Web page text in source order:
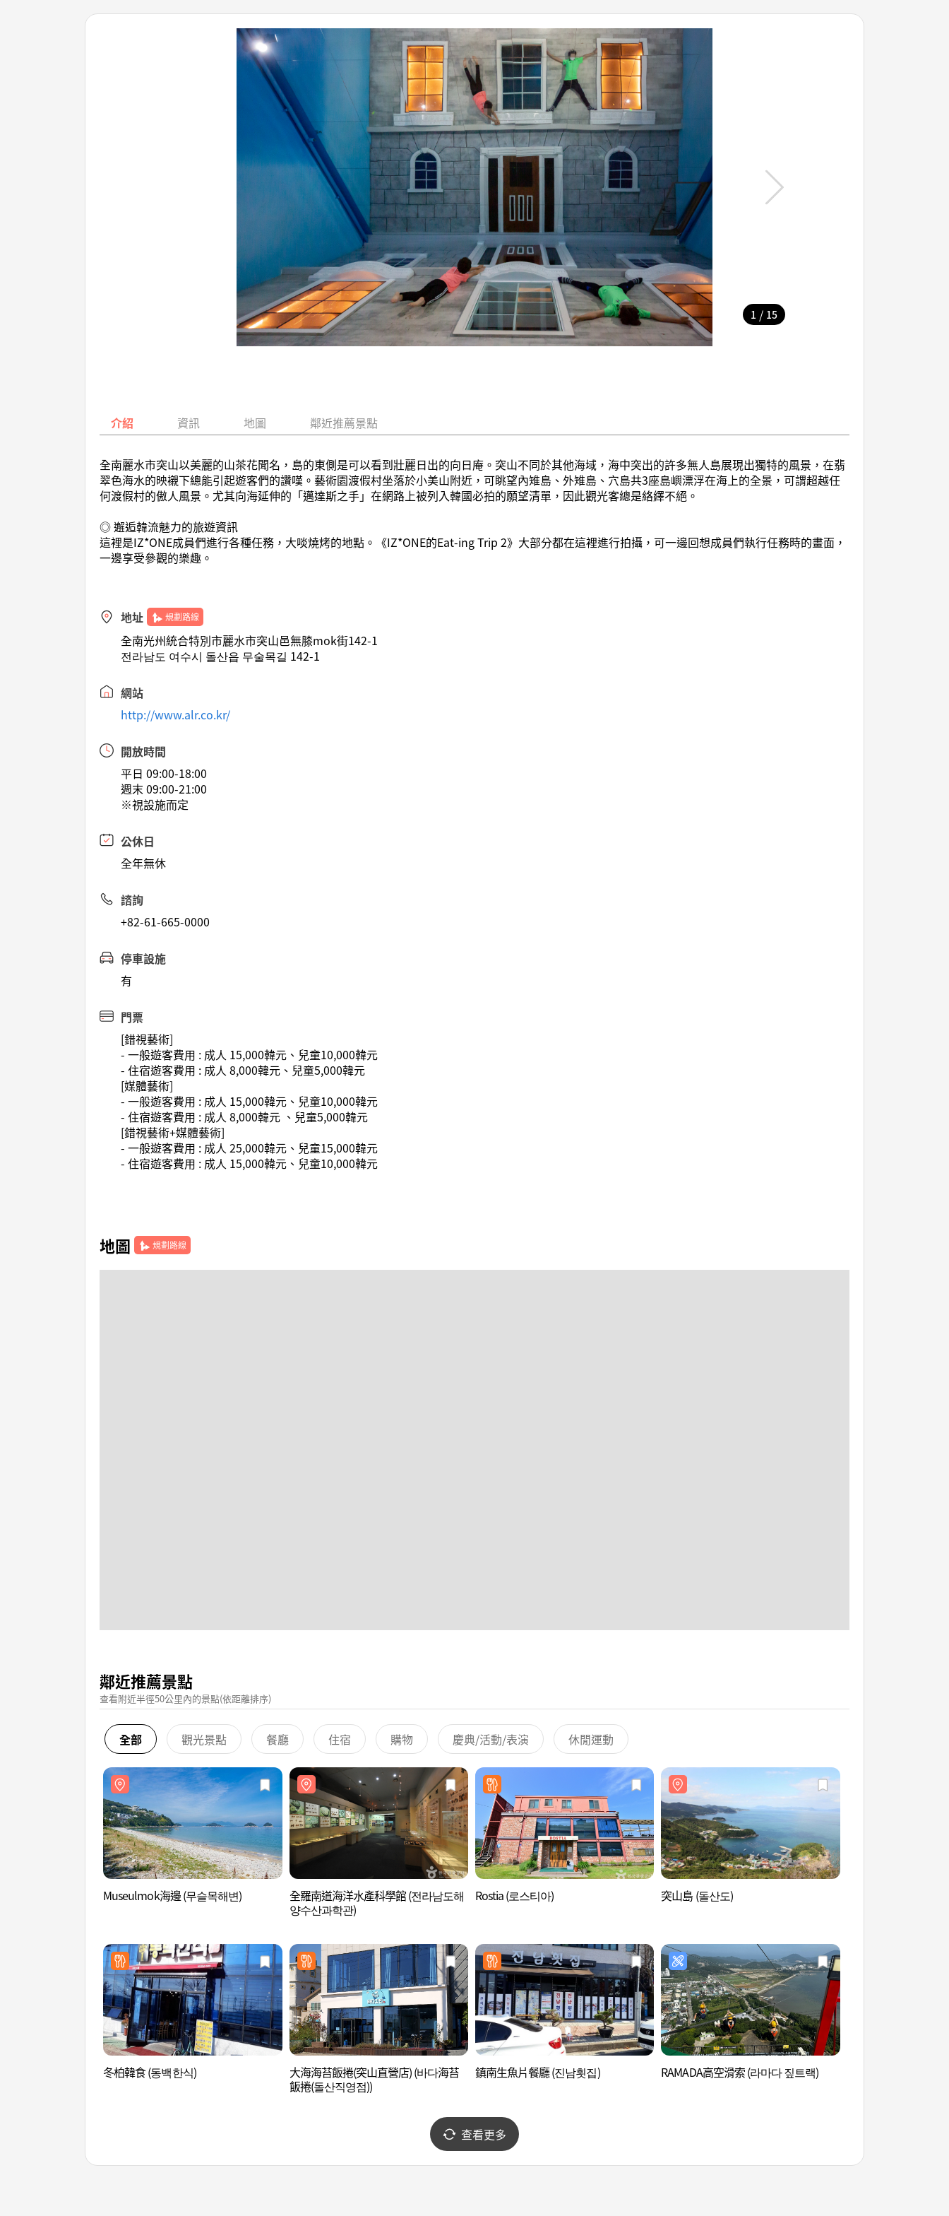
1 / 15
介紹 資訊 地圖 鄰近推薦景點
全南麗水市突山以美麗的山茶花聞名，島的東側是可以看到壯麗日出的向日庵。突山不同於其他海域，海中突出的許多無人島展現出獨特的風景，在翡
翠色海水的映襯下總能引起遊客們的讚嘆。藝術園渡假村坐落於小美山附近，可眺望內雉島、外雉島、穴島共3座島嶼漂浮在海上的全景，可謂超越任
何渡假村的傲人風景。尤其向海延伸的「邁達斯之手」在網路上被列入韓國必拍的願望清單，因此觀光客總是絡繹不絕。
◎ 邂逅韓流魅力的旅遊資訊
這裡是IZ*ONE成員們進行各種任務，大啖燒烤的地點。《IZ*ONE的Eat-ing Trip 2》大部分都在這裡進行拍攝，可一邊回想成員們執行任務時的畫面，
一邊享受參觀的樂趣。
地址 規劃路線
全南光州統合特別市麗水市突山邑無膝mok街142-1
전라남도 여수시 돌산읍 무술목길 142-1
網站
http://www.alr.co.kr/
開放時間
平日 09:00-18:00
週末 09:00-21:00
※視設施而定
公休日
全年無休
諮詢
+82-61-665-0000
停車設施
有
門票
[錯視藝術]
- 一般遊客費用 : 成人 15,000韓元、兒童10,000韓元
- 住宿遊客費用 : 成人 8,000韓元、兒童5,000韓元
[媒體藝術]
- 一般遊客費用 : 成人 15,000韓元、兒童10,000韓元
- 住宿遊客費用 : 成人 8,000韓元 、兒童5,000韓元
[錯視藝術+媒體藝術]
- 一般遊客費用 : 成人 25,000韓元、兒童15,000韓元
- 住宿遊客費用 : 成人 15,000韓元、兒童10,000韓元
地圖 規劃路線
鄰近推薦景點
查看附近半徑50公里內的景點(依距離排序)
全部 觀光景點 餐廳 住宿 購物 慶典/活動/表演 休閒運動
Museulmok海邊 (무슬목해변)
全羅南道海洋水產科學館 (전라남도해
양수산과학관)
Rostia (로스티아) 突山島 (돌산도)
冬柏韓食 (동백한식)
大海海苔飯捲(突山直營店) (바다海苔
飯捲(돌산직영점))
鎮南生魚片餐廳 (진남횟집) RAMADA高空滑索 (라마다 짚트랙)
查看更多